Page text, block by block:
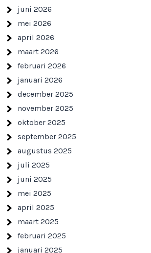
juni 2026
mei 2026
april 2026
maart 2026
februari 2026
januari 2026
december 2025
november 2025
oktober 2025
september 2025
augustus 2025
juli 2025
juni 2025
mei 2025
april 2025
maart 2025
februari 2025
januari 2025